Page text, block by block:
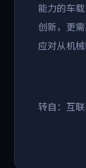
能力的车
创新，更
应对从机
转自：互